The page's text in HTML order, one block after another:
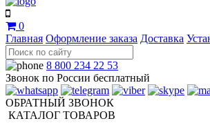
0
Главная Оформление заказа Доставка
8 800 234 22 53
Звонок по России бесплатный
ОБРАТНЫЙ ЗВОНОК
КАТАЛОГ ТОВАРОВ